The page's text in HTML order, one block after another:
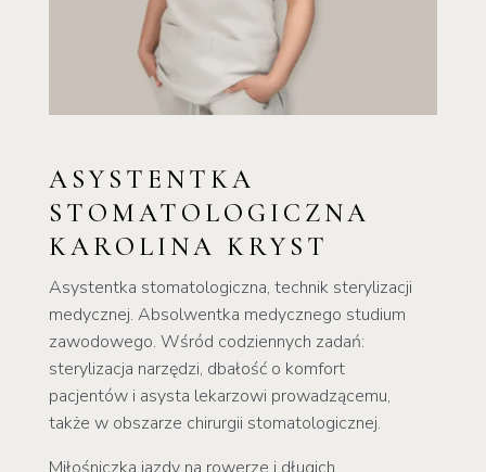
ASYSTENTKA
STOMATOLOGICZNA
KAROLINA KRYST
Asystentka stomatologiczna, technik sterylizacji
medycznej. Absolwentka medycznego studium
zawodowego. Wśród codziennych zadań:
sterylizacja narzędzi, dbałość o komfort
pacjentów i asysta lekarzowi prowadzącemu,
także w obszarze chirurgii stomatologicznej.